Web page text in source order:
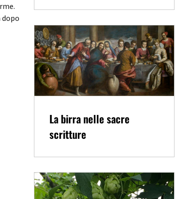
La birra nelle sacre
scritture